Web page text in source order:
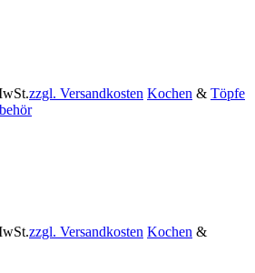
zzgl. Versandkosten Kochen & Töpfe
zzgl. Versandkosten Kochen &